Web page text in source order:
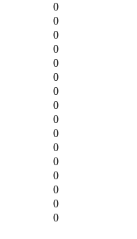
0
0
0
0
0
0
0
0
0
0
0
0
0
0
0
0